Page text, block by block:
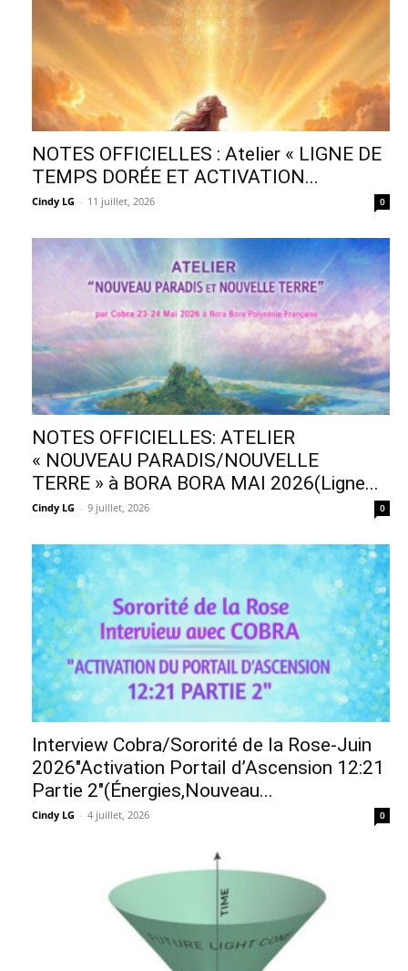
NOTES OFFICIELLES : Atelier « LIGNE DE
TEMPS DORÉE ET ACTIVATION...
Cindy LG - 11 juillet, 2026 0
NOTES OFFICIELLES: ATELIER
« NOUVEAU PARADIS/NOUVELLE
TERRE » à BORA BORA MAI 2026(Ligne...
Cindy LG - 9 juillet, 2026 0
Interview Cobra/Sororité de la Rose-Juin
2026″Activation Portail d’Ascension 12:21
Partie 2″(Énergies,Nouveau...
Cindy LG - 4 juillet, 2026 0